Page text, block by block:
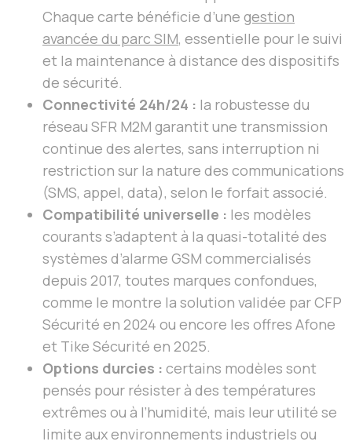
Chaque carte bénéficie d’une gestion
avancée du parc SIM, essentielle pour le suivi
et la maintenance à distance des dispositifs
de sécurité.
Connectivité 24h/24 : la robustesse du
réseau SFR M2M garantit une transmission
continue des alertes, sans interruption ni
restriction sur la nature des communications
(SMS, appel, data), selon le forfait associé.
Compatibilité universelle : les modèles
courants s’adaptent à la quasi-totalité des
systèmes d’alarme GSM commercialisés
depuis 2017, toutes marques confondues,
comme le montre la solution validée par CFP
Sécurité en 2024 ou encore les offres Afone
et Tike Sécurité en 2025.
Options durcies : certains modèles sont
pensés pour résister à des températures
extrêmes ou à l’humidité, mais leur utilité se
limite aux environnements industriels ou